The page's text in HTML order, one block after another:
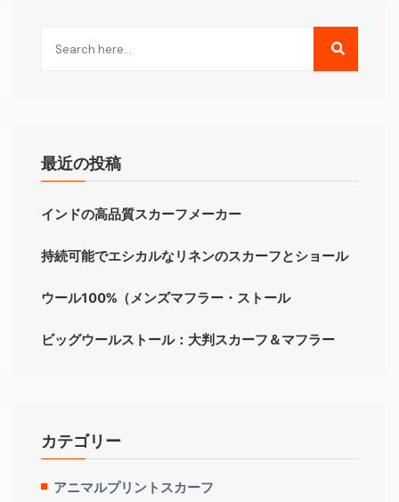
最近の投稿
インドの高品質スカーフメーカー
持続可能でエシカルなリネンのスカーフとショール
ウール100%（メンズマフラー・ストール
ビッグウールストール：大判スカーフ＆マフラー
カテゴリー
アニマルプリントスカーフ